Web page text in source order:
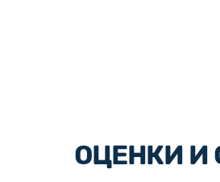
ОЦЕНКИ И